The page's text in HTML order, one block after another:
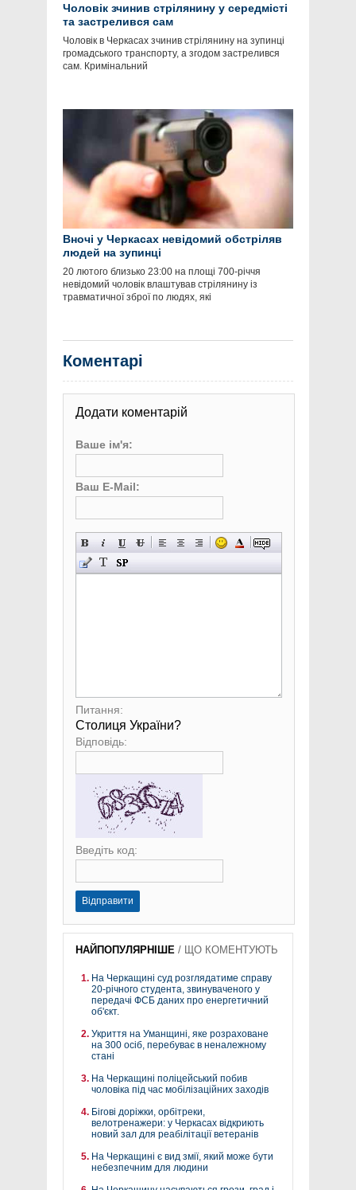
Чоловік зчинив стрілянину у середмісті
та застрелився сам
Чоловік в Черкасах зчинив стрілянину на зупинці
громадського транспорту, а згодом застрелився
сам. Кримінальний
Вночі у Черкасах невідомий обстріляв
людей на зупинці
20 лютого близько 23:00 на площі 700-річчя
невідомий чоловік влаштував стрілянину із
травматичної зброї по людях, які
Коментарі
Додати коментарій
Ваше ім'я:
Ваш E-Mail:
Питання:
Столиця України?
Відповідь:
Введіть код:
Відправити
НАЙПОПУЛЯРНІШЕ / ЩО КОМЕНТУЮТЬ
На Черкащині суд розглядатиме справу
20-річного студента, звинуваченого у
передачі ФСБ даних про енергетичний
об'єкт.
Укриття на Уманщині, яке розраховане
на 300 осіб, перебуває в неналежному
стані
На Черкащині поліцейський побив
чоловіка під час мобілізаційних заходів
Бігові доріжки, орбітреки,
велотренажери: у Черкасах відкриють
новий зал для реабілітації ветеранів
На Черкащині є вид змії, який може бути
небезпечним для людини